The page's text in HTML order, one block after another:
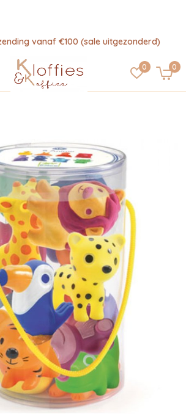
0 0
vanaf €100 (sale uitgezonderd)